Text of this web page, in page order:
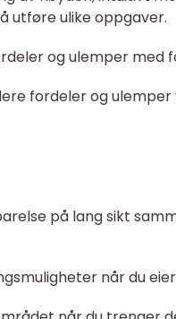
utføre ulike oppgaver.
og ulemper med
fordeler og ulemper
på lang sikt
når du